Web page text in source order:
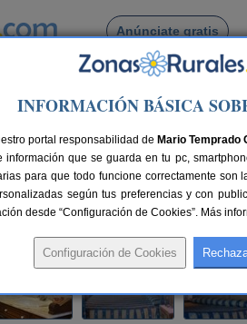
Anúnciate gratis
Busca por pueblo
Posada Real
95 km de Huesca Compartir:
INFORMACIÓN BÁSICA
portal responsabilidad de Mario Temprado
que se guarda en tu pc,
para que todo funcione correctamente
según tus preferencias y con
desde “Configuración de Cookies”. Más